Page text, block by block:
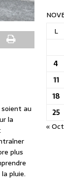
au
la
plus
pluie.
L
4
11
18
25
« Oct